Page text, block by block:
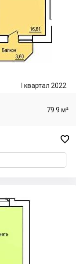
I квартал 2022
79.9 м²
